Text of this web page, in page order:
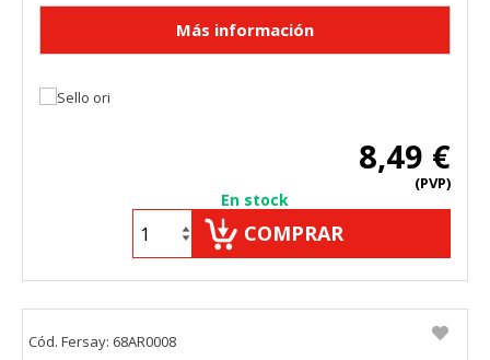
8,49 €
(PVP)
En stock
COMPRAR
Cód. Fersay: 68AR0008